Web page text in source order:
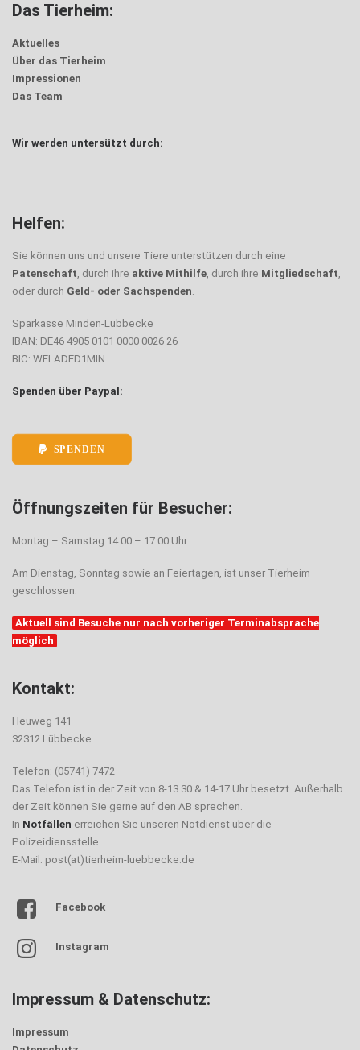
Das Tierheim:
Aktuelles
Über das Tierheim
Impressionen
Das Team
Wir werden untersützt durch:
Helfen:
Sie können uns und unsere Tiere unterstützen durch eine
Patenschaft, durch ihre aktive Mithilfe, durch ihre Mitgliedschaft,
oder durch Geld- oder Sachspenden.
Sparkasse Minden-Lübbecke
IBAN: DE46 4905 0101 0000 0026 26
BIC: WELADED1MIN
Spenden über Paypal:
SPENDEN
Öffnungszeiten für Besucher:
Montag – Samstag 14.00 – 17.00 Uhr
Am Dienstag, Sonntag sowie an Feiertagen, ist unser Tierheim
geschlossen.
Aktuell sind Besuche nur nach vorheriger Terminabsprache
möglich
Kontakt:
Heuweg 141
32312 Lübbecke
Telefon: (05741) 7472
Das Telefon ist in der Zeit von 8-13.30 & 14-17 Uhr besetzt. Außerhalb
der Zeit können Sie gerne auf den AB sprechen.
In Notfällen erreichen Sie unseren Notdienst über die
Polizeidiensstelle.
E-Mail: post(at)tierheim-luebbecke.de
Facebook
Instagram
Impressum & Datenschutz:
Impressum